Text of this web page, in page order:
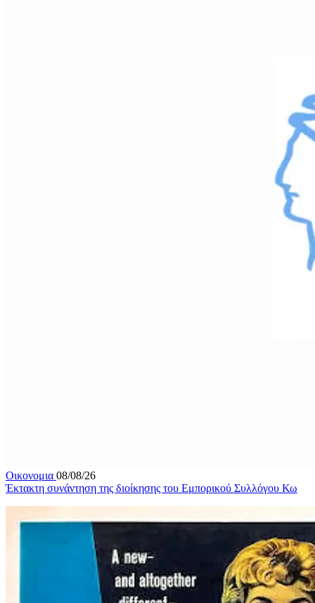
Οικονομια 08/08/26
Έκτακτη συνάντηση της διοίκησης του Εμπορικού Συλλόγου Κω